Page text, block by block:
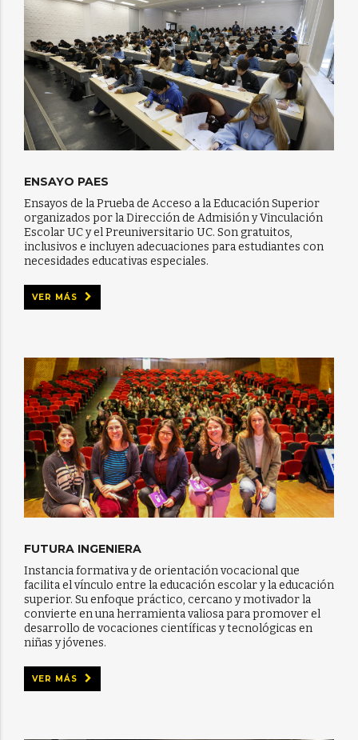
ENSAYO PAES
Ensayos de la Prueba de Acceso a la Educación Superior
organizados por la Dirección de Admisión y Vinculación
Escolar UC y el Preuniversitario UC. Son gratuitos,
inclusivos e incluyen adecuaciones para estudiantes con
necesidades educativas especiales.
VER MÁS
FUTURA INGENIERA
Instancia formativa y de orientación vocacional que
facilita el vínculo entre la educación escolar y la educación
superior. Su enfoque práctico, cercano y motivador la
convierte en una herramienta valiosa para promover el
desarrollo de vocaciones científicas y tecnológicas en
niñas y jóvenes.
VER MÁS